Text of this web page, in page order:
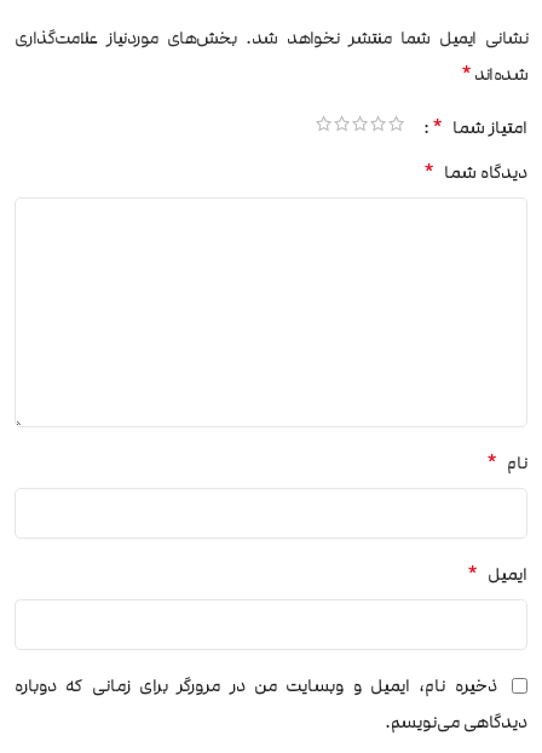
نشانی ایمیل شما منتشر نخواهد شد. بخش‌های موردنیاز علامت‌گذاری
شده‌اند*
امتیاز شما *
دیدگاه شما *
نام *
ایمیل *
ذخیره نام، ایمیل و وبسایت من در مرورگر برای زمانی که دوباره
دیدگاهی می‌نویسم.